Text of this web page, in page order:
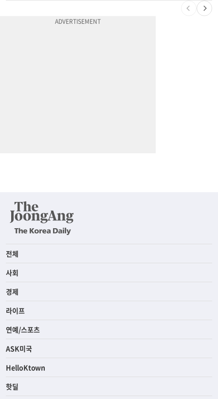
“술에 이것 한방울 넣어라” 매일 소주 1병 까는 91세의 철칙
전체
사회
경제
라이프
연예/스포츠
ASK미국
HelloKtown